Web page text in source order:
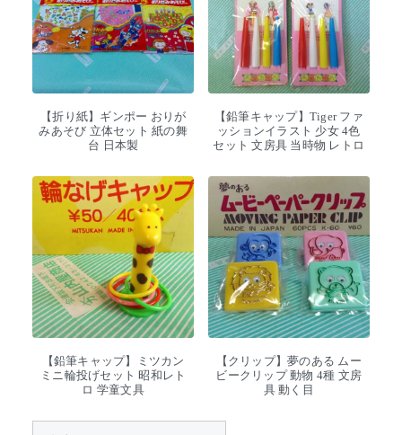
【折り紙】ギンポー おりが
みあそび 立体セット 紙の舞
台 日本製
【鉛筆キャップ】Tiger ファ
ッションイラスト 少女 4色
セット 文房具 当時物 レトロ
【鉛筆キャップ】ミツカン
ミニ輪投げセット 昭和レト
ロ 学童文具
【クリップ】夢のある ムー
ビークリップ 動物 4種 文房
具 動く目